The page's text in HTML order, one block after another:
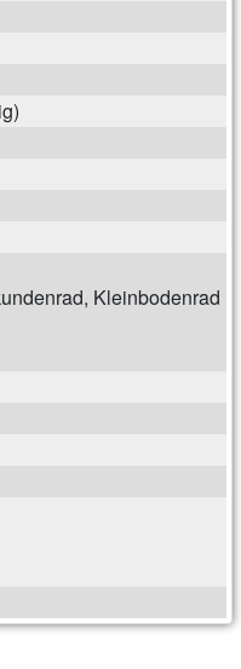
Kleinbodenrad